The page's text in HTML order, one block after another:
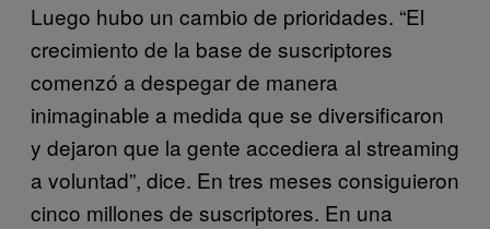
Luego hubo un cambio de prioridades. “El
crecimiento de la base de suscriptores
comenzó a despegar de manera
inimaginable a medida que se diversificaron
y dejaron que la gente accediera al streaming
a voluntad”, dice. En tres meses consiguieron
cinco millones de suscriptores. En una